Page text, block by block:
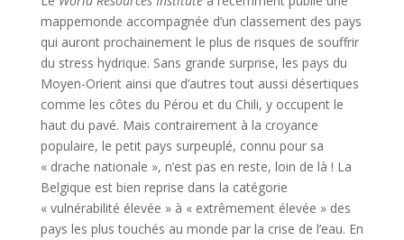
mappemonde accompagnée d’un classement des pays
qui auront prochainement le plus de risques de souffrir
du stress hydrique. Sans grande surprise, les pays du
Moyen-Orient ainsi que d’autres tout aussi désertiques
comme les côtes du Pérou et du Chili, y occupent le
haut du pavé. Mais contrairement à la croyance
populaire, le petit pays surpeuplé, connu pour sa
« drache nationale », n’est pas en reste, loin de là ! La
Belgique est bien reprise dans la catégorie
« vulnérabilité élevée » à « extrêmement élevée » des
pays les plus touchés au monde par la crise de l’eau. En